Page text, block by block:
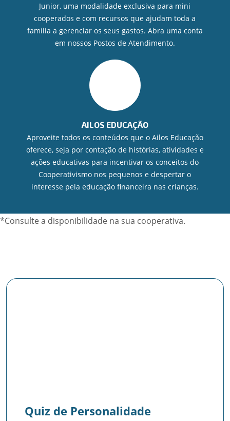
Junior, uma modalidade exclusiva para mini
cooperados e com recursos que ajudam toda a
família a gerenciar os seus gastos. Abra uma conta
em nossos Postos de Atendimento.
AILOS EDUCAÇÃO
Aproveite todos os conteúdos que o Ailos Educação
oferece, seja por contação de histórias, atividades e
ações educativas para incentivar os conceitos do
Cooperativismo nos pequenos e despertar o
interesse pela educação financeira nas crianças.
*Consulte a disponibilidade na sua cooperativa.
Quiz de Personalidade